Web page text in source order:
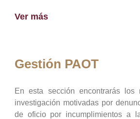
Ver más
Gestión PAOT
En esta sección encontrarás los
investigación motivadas por
de oficio por incumplimientos a